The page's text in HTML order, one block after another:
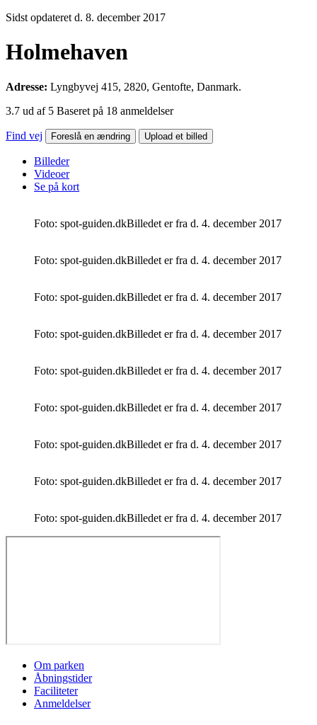
Sidst opdateret d. 8. december 2017
Holmehaven
Adresse: Lyngbyvej 415, 2820, Gentofte, Danmark.
3.7 ud af 5 Baseret på 18 anmeldelser
Find vej Foreslå en ændring Upload et billed
Billeder
Videoer
Se på kort
Foto: spot-guiden.dkBilledet er fra d. 4. december 2017
Foto: spot-guiden.dkBilledet er fra d. 4. december 2017
Foto: spot-guiden.dkBilledet er fra d. 4. december 2017
Foto: spot-guiden.dkBilledet er fra d. 4. december 2017
Foto: spot-guiden.dkBilledet er fra d. 4. december 2017
Foto: spot-guiden.dkBilledet er fra d. 4. december 2017
Foto: spot-guiden.dkBilledet er fra d. 4. december 2017
Foto: spot-guiden.dkBilledet er fra d. 4. december 2017
Foto: spot-guiden.dkBilledet er fra d. 4. december 2017
Om parken
Åbningstider
Faciliteter
Anmeldelser